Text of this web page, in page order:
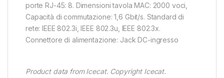
porte RJ-45: 8. Dimensioni tavola MAC: 2000 voci,
Capacità di commutazione: 1,6 Gbit/s. Standard di
rete: IEEE 802.3i, IEEE 802.3u, IEEE 802.3x.
Connettore di alimentazione: Jack DC-ingresso
Product data from Icecat. Copyright Icecat.